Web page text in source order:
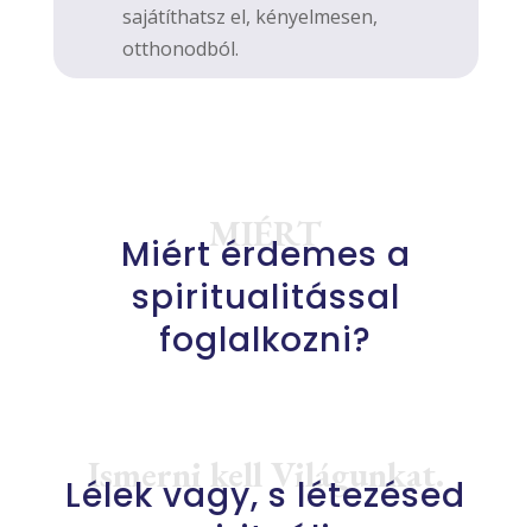
sajátíthatsz el, kényelmesen,
otthonodból.
MIÉRT
Miért érdemes a
spiritualitással
foglalkozni?
Ismerni kell Világunkat.
Lélek vagy, s létezésed